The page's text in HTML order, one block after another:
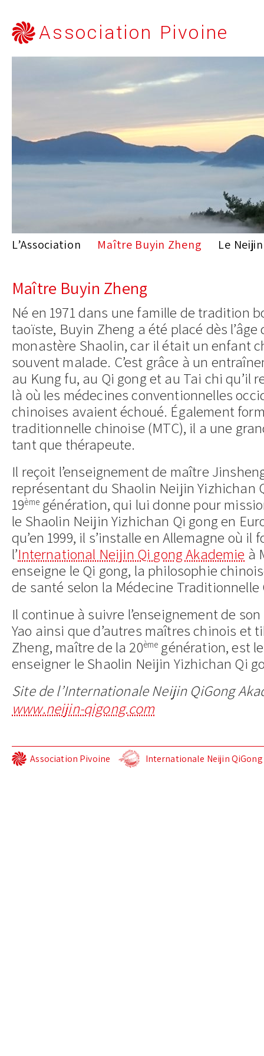
Association Pivoine
Skip
content
L’Association Maître Buyin Zheng Le
Maître Buyin Zheng
Né en 1971 dans une famille de tradition
taoïste, Buyin Zheng a été placé dès
monastère Shaolin, car il était un enfant
souvent malade. C’est grâce à un
au Kung fu, au Qi gong et au Tai chi qu’il
là où les médecines conventionnelles
chinoises avaient échoué. Également
traditionnelle chinoise (MTC), il a une
tant que thérapeute.
Il reçoit l’enseignement de maître
représentant du Shaolin Neijin Yizhichan
19èmegénération, qui lui donne pour
le Shaolin Neijin Yizhichan Qi gong en
qu’en 1999, il s’installe en Allemagne où il
l’International Neijin Qi gong Akademie à
enseigne le Qi gong, la philosophie
de santé selon la Médecine Traditionnelle
Il continue à suivre l’enseignement de
Yao ainsi que d’autres maîtres chinois et
Zheng, maître de la 20ème génération, est
enseigner le Shaolin Neijin Yizhichan Qi
Site de l’Internationale Neijin QiGong
www.neijin-qigong.com
Association Pivoine Internationale Neijin